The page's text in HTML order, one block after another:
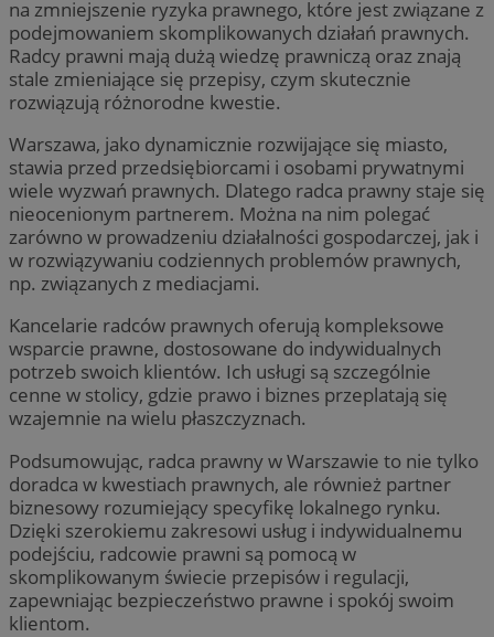
na zmniejszenie ryzyka prawnego, które jest związane z
podejmowaniem skomplikowanych działań prawnych.
Radcy prawni mają dużą wiedzę prawniczą oraz znają
stale zmieniające się przepisy, czym skutecznie
rozwiązują różnorodne kwestie.
Warszawa, jako dynamicznie rozwijające się miasto,
stawia przed przedsiębiorcami i osobami prywatnymi
wiele wyzwań prawnych. Dlatego radca prawny staje się
nieocenionym partnerem. Można na nim polegać
zarówno w prowadzeniu działalności gospodarczej, jak i
w rozwiązywaniu codziennych problemów prawnych,
np. związanych z mediacjami.
Kancelarie radców prawnych oferują kompleksowe
wsparcie prawne, dostosowane do indywidualnych
potrzeb swoich klientów. Ich usługi są szczególnie
cenne w stolicy, gdzie prawo i biznes przeplatają się
wzajemnie na wielu płaszczyznach.
Podsumowując, radca prawny w Warszawie to nie tylko
doradca w kwestiach prawnych, ale również partner
biznesowy rozumiejący specyfikę lokalnego rynku.
Dzięki szerokiemu zakresowi usług i indywidualnemu
podejściu, radcowie prawni są pomocą w
skomplikowanym świecie przepisów i regulacji,
zapewniając bezpieczeństwo prawne i spokój swoim
klientom.